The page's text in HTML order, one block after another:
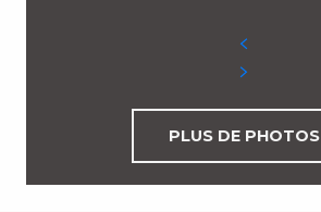
PLUS DE PHOTOS